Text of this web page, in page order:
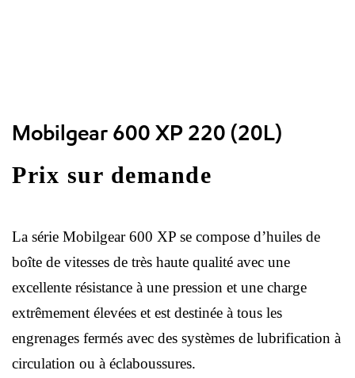
Mobilgear 600 XP 220 (20L)
Prix sur demande
La série Mobilgear 600 XP se compose d’huiles de
boîte de vitesses de très haute qualité avec une
excellente résistance à une pression et une charge
extrêmement élevées et est destinée à tous les
engrenages fermés avec des systèmes de lubrification à
circulation ou à éclaboussures.